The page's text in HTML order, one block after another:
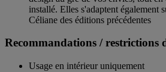
installé. Elles s'adaptent également
Céliane des éditions précédentes
Recommandations / restrictions
Usage en intérieur uniquement